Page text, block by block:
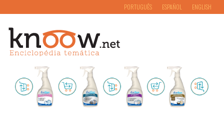
PORTUGUÊS ESPAÑOL ENGLISH